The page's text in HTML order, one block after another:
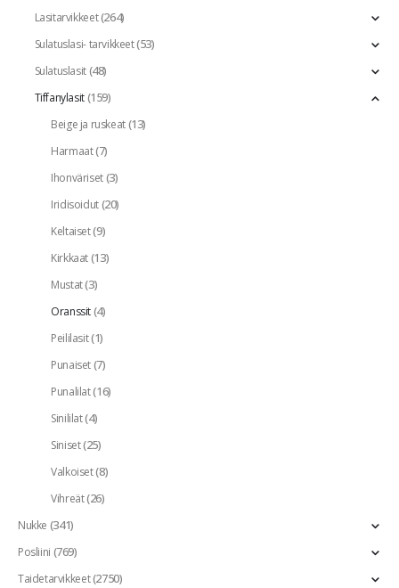
Lasitarvikkeet(264)
Sulatuslasi- tarvikkeet(53)
Sulatuslasit(48)
Tiffanylasit(159)
Beige ja ruskeat(13)
Harmaat(7)
Ihonväriset(3)
Iridisoidut(20)
Keltaiset(9)
Kirkkaat(13)
Mustat(3)
Oranssit(4)
Peililasit(1)
Punaiset(7)
Punalilat(16)
Sinililat(4)
Siniset(25)
Valkoiset(8)
Vihreät(26)
Nukke (341)
Posliini (769)
Taidetarvikkeet(2750)